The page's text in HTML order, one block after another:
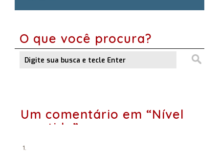
O que você procura?
Um comentário em “Nível
mantido”